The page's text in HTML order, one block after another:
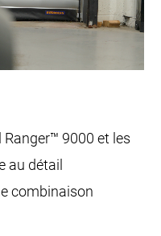
Ranger™ 9000 et les
au détail
combinaison